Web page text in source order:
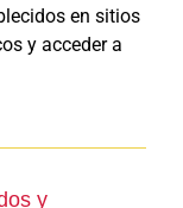
en sitios
y acceder a
y